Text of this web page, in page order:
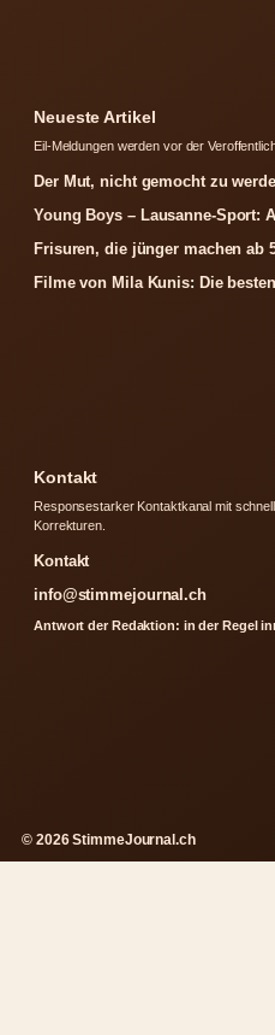
Neueste Artikel
Eil-Meldungen werden vor der
Der Mut, nicht gemocht zu
Young Boys – Lausanne-Sport:
Frisuren, die jünger machen ab
Filme von Mila Kunis: Die
Kontakt
Responsestarker Kontaktkanal mit
Korrekturen.
Kontakt
info@stimmejournal.ch
Antwort der Redaktion: in der Regel
© 2026 StimmeJournal.ch